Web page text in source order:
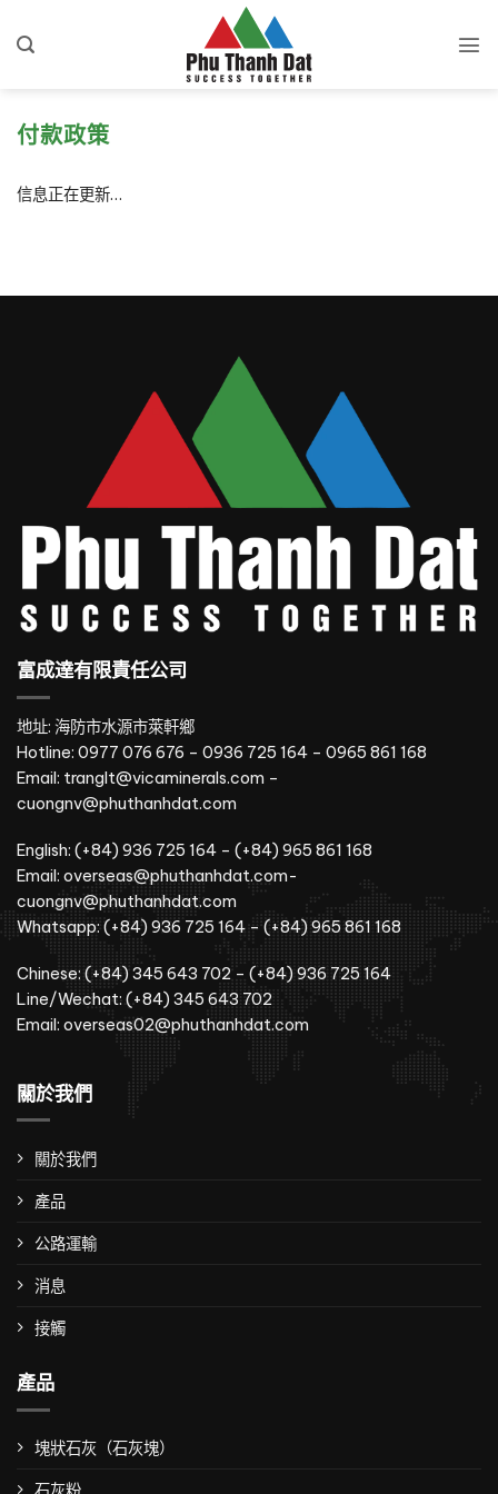
付款政策
信息正在更新…
富成達有限責任公司
地址: 海防市水源市萊軒鄉
Hotline: 0977 076 676 – 0936 725 164 – 0965 861 168
Email: tranglt@vicaminerals.com –
cuongnv@phuthanhdat.com
English: (+84) 936 725 164 – (+84) 965 861 168
Email: overseas@phuthanhdat.com-
cuongnv@phuthanhdat.com
Whatsapp: (+84) 936 725 164 – (+84) 965 861 168
Chinese: (+84) 345 643 702 – (+84) 936 725 164
Line/Wechat: (+84) 345 643 702
Email: overseas02@phuthanhdat.com
關於我們
關於我們
產品
公路運輸
消息
接觸
產品
塊狀石灰（石灰塊）